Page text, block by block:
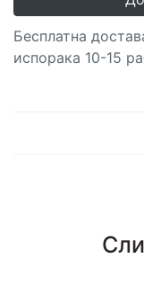
Бесплатна
испорака 10-15